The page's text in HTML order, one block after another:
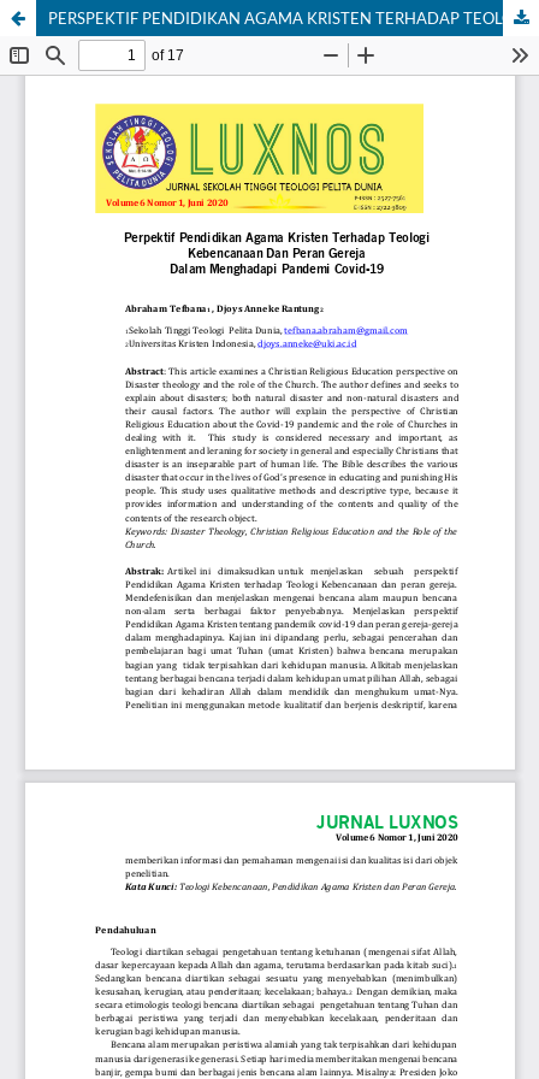
PERSPEKTIF PENDIDIKAN AGAMA KRISTEN TERHADAP TEOLOGI KEBENCANAAN DAN PERAN GEREJA DALAM MENGHADAPI PENDEMI COVID 19